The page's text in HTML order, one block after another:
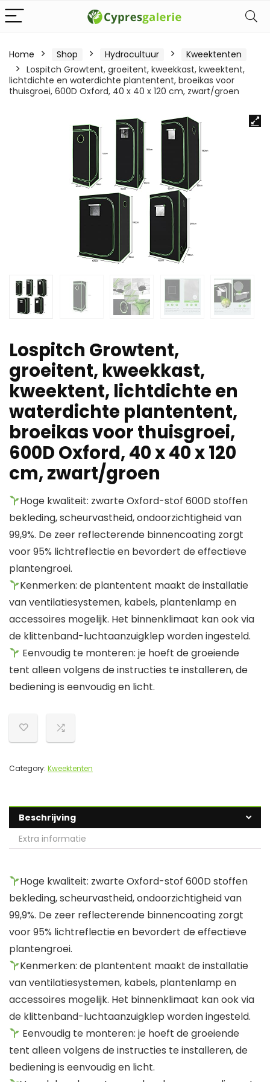
Home Shop Hydrocultuur
Kweektenten
Lospitch Growtent, groeitent, kweekkast, kweektent,
lichtdichte en waterdichte plantentent, broeikas voor
thuisgroei, 600D Oxford, 40 x 40 x 120 cm, zwart/groen
Lospitch Growtent,
groeitent, kweekkast,
kweektent, lichtdichte en
waterdichte plantentent,
broeikas voor thuisgroei,
600D Oxford, 40 x 40 x 120
cm, zwart/groen
Hoge kwaliteit: zwarte Oxford-stof 600D stoffen
bekleding, scheurvastheid, ondoorzichtigheid van
99,9%. De zeer reflecterende binnencoating zorgt
voor 95% lichtreflectie en bevordert de effectieve
plantengroei.
Kenmerken: de plantentent maakt de installatie
van ventilatiesystemen, kabels, plantenlamp en
accessoires mogelijk. Het binnenklimaat kan ook via
de klittenband-luchtaanzuigklep worden ingesteld.
Eenvoudig te monteren: je hoeft de groeiende
tent alleen volgens de instructies te installeren, de
bediening is eenvoudig en licht.
Category: Kweektenten
Beschrijving
Extra informatie
Hoge kwaliteit: zwarte Oxford-stof 600D stoffen
bekleding, scheurvastheid, ondoorzichtigheid van
99,9%. De zeer reflecterende binnencoating zorgt
voor 95% lichtreflectie en bevordert de effectieve
plantengroei.
Kenmerken: de plantentent maakt de installatie
van ventilatiesystemen, kabels, plantenlamp en
accessoires mogelijk. Het binnenklimaat kan ook via
de klittenband-luchtaanzuigklep worden ingesteld.
Eenvoudig te monteren: je hoeft de groeiende
tent alleen volgens de instructies te installeren, de
bediening is eenvoudig en licht.